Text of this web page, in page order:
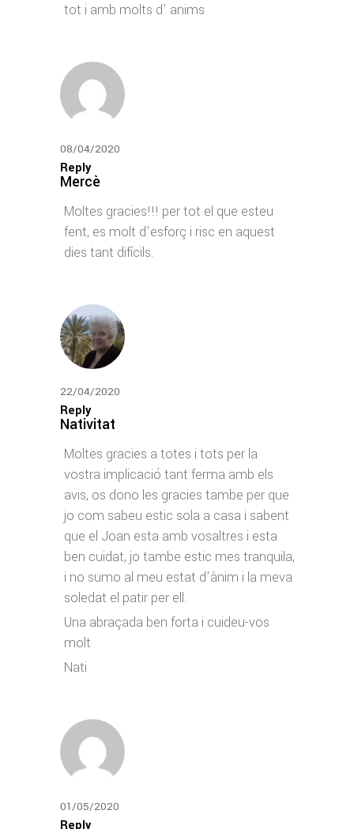
tot i amb molts d’ anims
08/04/2020
Reply
Mercè
Moltes gracies!!! per tot el que esteu
fent, es molt d’esforç i risc en aquest
dies tant difícils.
22/04/2020
Reply
Nativitat
Moltes gracies a totes i tots per la
vostra implicació tant ferma amb els
avis, os dono les gracies tambe per que
jo com sabeu estic sola a casa i sabent
que el Joan esta amb vosaltres i esta
ben cuidat, jo tambe estic mes tranquila,
i no sumo al meu estat d’ànim i la meva
soledat el patir per ell.
Una abraçada ben forta i cuideu-vos
molt
Nati
01/05/2020